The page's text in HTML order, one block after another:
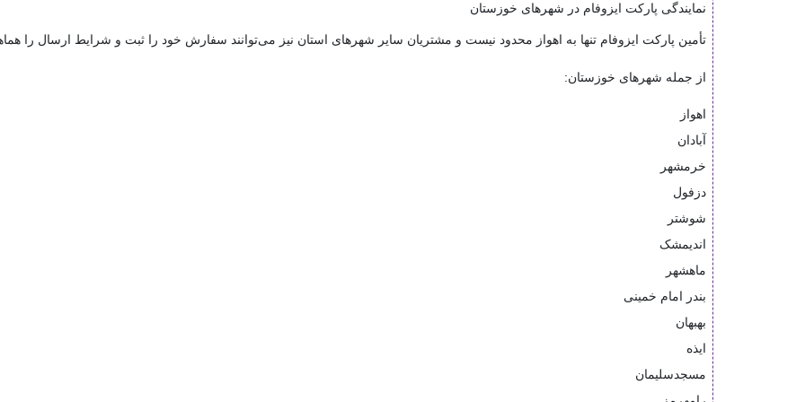
نمایندگی پارکت ایزوفام در شهرهای خوزستان
تأمین پارکت ایزوفام تنها به اهواز محدود نیست و مشتریان سایر شهرهای استان نیز می‌توانند سفارش خود را ثبت و شرایط ارسال را
از جمله شهرهای خوزستان:
اهواز
آبادان
خرمشهر
دزفول
شوشتر
اندیمشک
ماهشهر
بندر امام خمینی
بهبهان
ایذه
مسجدسلیمان